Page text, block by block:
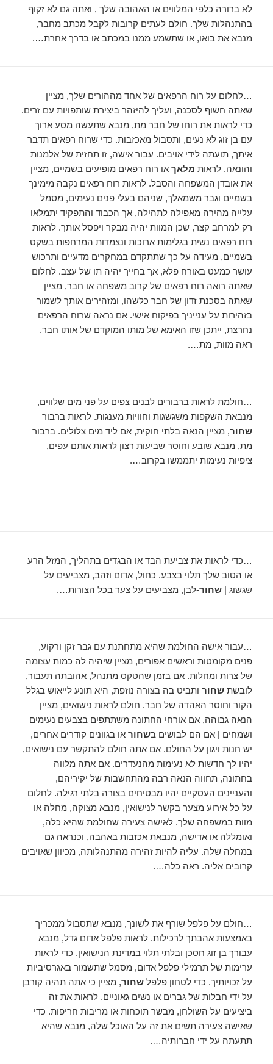
לא ברורה כלפי המלווים או האהובה שלך , ואתה גם לא זקוף
בהתנהלות שלך. חולם לעתים קרובות לקבל מכתב מחבר,
מנבא את בואו, או שתשמע ממנו במכתב או בדרך אחרת….
…לחלום על רוח הרפאים של אחד מההורים שלך, מציין
שאתה חשוף לסכנה, ועליך להיזהר ביצירת שותפויות עם זרים.
כדי לראות את רוחו של חבר מת, מנבא שתעשה מסע ארוך
עם בן זוג לא נעים, ותסבול מאכזבות. כדי שרוח רפאים תדבר
איתך, תועתה לידי אויבים. עבור אישה, זו תחזית של אלמנות
והונאה. לראות מלאך או רוח רפאים מופיעים בשמיים, מציין
את אובדן המשפחה והסבל. לראות רוח רפאים נקבה מימינך
בשמיים וגבר משמאלך, שניהם בעלי פנים נעימים, מסמל
עלייה מהירה מאפילה לתהילה, אך הכבוד והתפקיד יתמלאו
רק למרחב קצר, שכן המוות יהיה מבקר ויפסל אותך. לראות
רוח רפאים נשית בגלימות ארוכות ונצמדות המרחפות בשקט
בשמיים, מעידה על כך שתתקדם במחקרים מדעיים ותרכוש
עושר כמעט באורח פלא, אך בחייך יהיה תו של עצב. לחלום
שאתה רואה רוח רפאים של קרוב משפחה או חבר, מציין
שאתה בסכנת זדון של חבר כלשהו, ​​ומזהירים אותך לשמור
בזהירות על ענייניך בפיקוח אישי. אם נראה שרוח הרפאים
נחרצת, ייתכן שזו האימא של מותו המוקדם של אותו חבר.
ראה מוות, מת….
…חולמת לראות ברבורים לבנים צפים על פני מים שלווים,
מנבאת השקפות משגשגות וחוויות מענגות. לראות ברבור
שחור, מציין הנאה בלתי חוקית, אם ליד מים צלולים. ברבור
מת, מנבא שובע וחוסר שביעות רצון לראות אותם עפים,
ציפיות נעימות יתממשו בקרוב….
…כדי לראות את צביעת הבד או הבגדים בתהליך, המזל הרע
או הטוב שלך תלוי בצבע. כחול, אדום וזהב, מצביעים על
שגשוג |שחור-לבן, מצביעים על צער בכל הצורות….
…עבור אישה החולמת שהיא מתחתנת עם גבר זקן ורקוע,
פנים מקומטות וראשים אפורים, מציין שיהיה לה כמות עצומה
של צרות ומחלות. אם בזמן שהטקס מתנהל, אהובתה תעבור,
לובשתשחור ותביט בה בצורה נוזפת, היא תונע לייאוש בגלל
הקור וחוסר האהדה של חבר. חולם לראות נישואים, מציין
הנאה גבוהה, אם אורחי החתונה משתתפים בצבעים נעימים
ושמחים | אם הם לבושים בשחור או בגוונים קודרים אחרים,
יש חנות ויגון על החולם. אם אתה חולם להתקשר עם נישואים,
יהיו לך חדשות לא נעימות מהנעדרים. אם אתה מלווה
בחתונה, תחווה הנאה רבה מהתחשבות של יקיריהם,
והעניינים העסקיים יהיו מבטיחים בצורה בלתי רגילה. לחלום
על כל אירוע מצער בקשר לנישואין, מנבא מצוקה, מחלה או
מוות במשפחה שלך. לאישה צעירה שחולמת שהיא כלה,
ואומללה או אדישה, מנבאת אכזבות באהבה, וכנראה גם
במחלה שלה. עליה להיות זהירה מהתנהלותה, מכיוון שאויבים
קרובים אליה. ראה כלה….
…חולם על פלפל שורף את לשונך, מנבא שתסבול ממכריך
באמצעות אהבתך לרכילות. לראות פלפל אדום גדל, מנבא
עבורך בן זוג חסכן ובלתי תלוי במדינת הנישואין. כדי לראות
ערימות של תרמילי פלפל אדום, מסמל שתשמור באגרסיביות
על זכויותיך. כדי לטחון פלפלשחור, מציין כי אתה תהיה קורבן
על ידי חבלות של גברים או נשים גאוניים. לראות את זה
ביציעים על השולחן, מבשר תוכחות או מריבות חריפות. כדי
שאישה צעירה תשים את זה על האוכל שלה, מנבא שהיא
תתעתה על ידי חברותיה….